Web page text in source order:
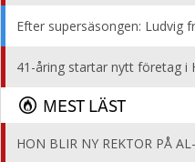
Efter supersäsongen: Ludvig
41-åring startar nytt företag i
MEST LÄST
HON BLIR NY REKTOR PÅ